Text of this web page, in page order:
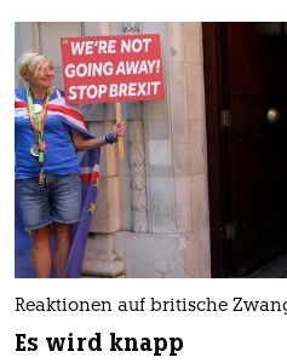
Reaktionen auf britische
Es wird knapp